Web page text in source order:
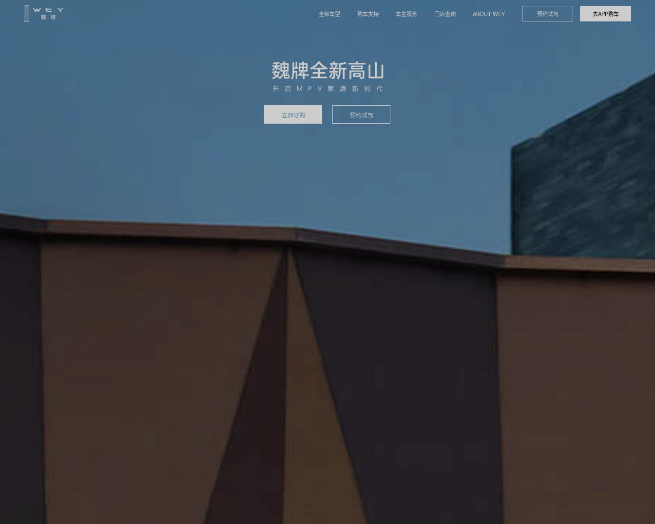
全部车型 购车支持 车主服务 门店查询 ABOUT WEY 预约试驾 去APP购车
立即订购 预约试驾